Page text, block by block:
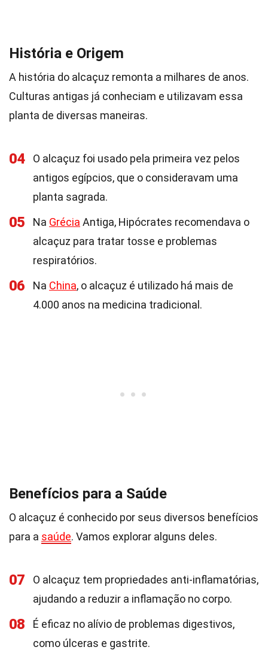
História e Origem
A história do alcaçuz remonta a milhares de anos.
Culturas antigas já conheciam e utilizavam essa
planta de diversas maneiras.
04
O alcaçuz foi usado pela primeira vez pelos
antigos egípcios, que o consideravam uma
planta sagrada.
05 Na Grécia Antiga, Hipócrates recomendava o
alcaçuz para tratar tosse e problemas
respiratórios.
06 Na China, o alcaçuz é utilizado há mais de
4.000 anos na medicina tradicional.
Benefícios para a Saúde
O alcaçuz é conhecido por seus diversos benefícios
para a saúde. Vamos explorar alguns deles.
07
O alcaçuz tem propriedades anti-inflamatórias,
ajudando a reduzir a inflamação no corpo.
08
É eficaz no alívio de problemas digestivos,
como úlceras e gastrite.